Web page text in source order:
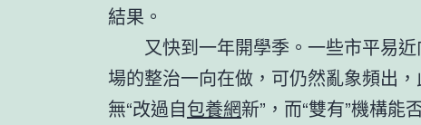
結果。
又快到一年開學季。一些市平易近
場的整治一向在做，可仍然亂象頻出
無“改過自包養網新”，而“雙有”機構能